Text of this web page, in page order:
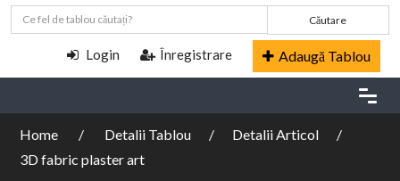
Căutare
Login Înregistrare Adaugă Tablou
Home Detalii Tablou
Detalii Articol
3D fabric plaster art